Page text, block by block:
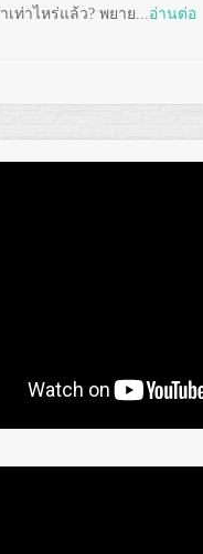
เท่าไหร่แล้ว? พยาย... อ่านต่อ